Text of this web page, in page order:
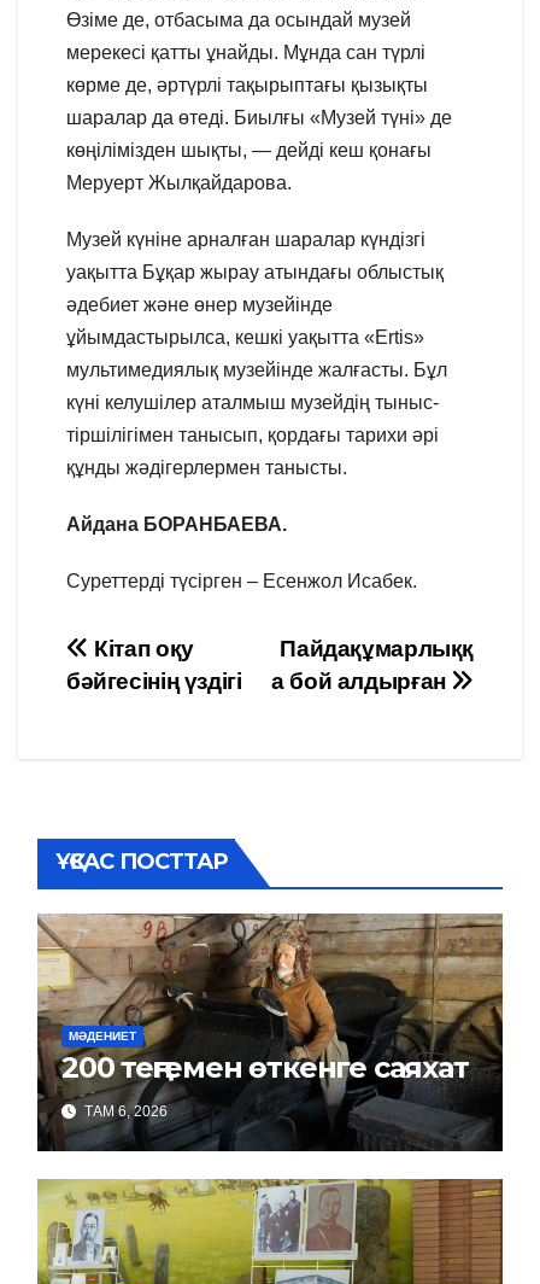
Өзіме де, отбасыма да осындай музей
мерекесі қатты ұнайды. Мұнда сан түрлі
көрме де, әртүрлі тақырыптағы қызықты
шаралар да өтеді. Биылғы «Музей түні» де
көңілімізден шықты, — дейді кеш қонағы
Меруерт Жылқайдарова.
Музей күніне арналған шаралар күндізгі
уақытта Бұқар жырау атындағы облыстық
әдебиет және өнер музейінде
ұйымдастырылса, кешкі уақытта «Ertis»
мультимедиялық музейінде жалғасты. Бұл
күні келушілер аталмыш музейдің тыныс-
тіршілігімен танысып, қордағы тарихи әрі
құнды жәдігерлермен танысты.
Айдана БОРАНБАЕВА.
Суреттерді түсірген – Есенжол Исабек.
Навигация
Пайдақұмарлыққ
а бой алдырған
Кітап оқу
бәйгесінің үздігі
ҰҚСАС ПОСТТАР
МӘДЕНИЕТ
200 теңгемен өткенге саяхат
ТАМ 6, 2026